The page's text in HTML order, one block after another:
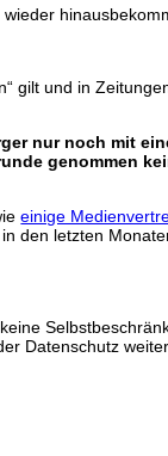
gilt und in
nur noch mit
genommen
einige
den letzten
Datenschutz